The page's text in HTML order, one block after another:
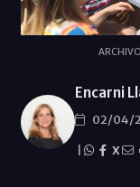
Encarni
02/04/
X